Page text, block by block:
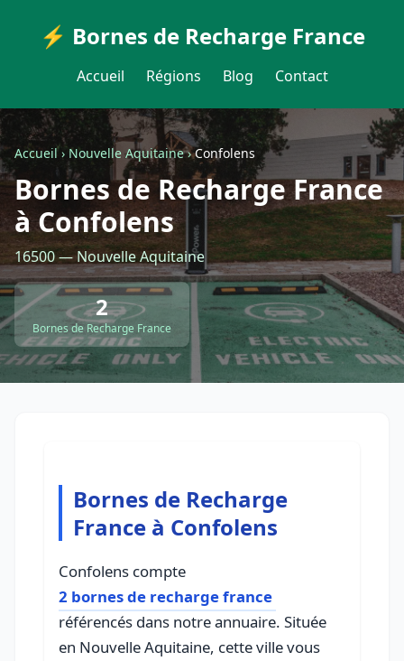
⚡ Bornes de Recharge France
Accueil Régions Blog Contact
Accueil›Nouvelle Aquitaine›Confolens
Bornes de Recharge France
à Confolens
16500 — Nouvelle Aquitaine
2
Bornes de Recharge France
Bornes de Recharge
France à Confolens
Confolens compte
2 bornes de recharge france
référencés dans notre annuaire. Située
en Nouvelle Aquitaine, cette ville vous